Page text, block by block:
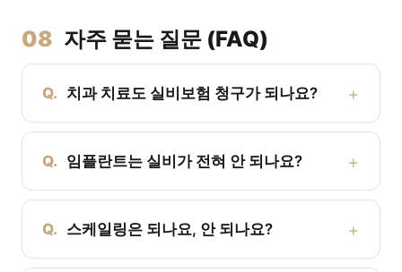
08 자주 묻는 질문 (FAQ)
Q. 치과 치료도 실비보험 청구가 되나요?
Q. 임플란트는 실비가 전혀 안 되나요?
Q. 스케일링은 되나요, 안 되나요?